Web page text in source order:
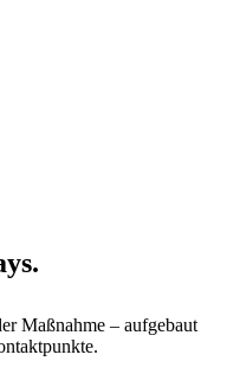
Maßnahme – aufgebaut